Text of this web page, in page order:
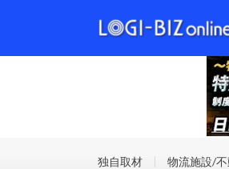
独自取材 物流施設/